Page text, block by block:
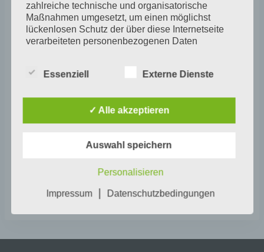
Zum Kalender hinzufügen
Navigation
JULIUS zu Gast im
ein begnadeter
KUNST OFFEN –
zahlreiche technische und organisatorische
Maßnahmen umgesetzt, um einen möglichst
lückenlosen Schutz der über diese Internetseite
verarbeiteten personenbezogenen Daten
Sicherheitslücken aufweisen, sodass ein absoluter
diesem Grund steht es jeder betroffenen Person
frei, personenbezogene Daten auch auf
alternativen Wegen, beispielsweise telefonisch, an
Die Datenschutzerklärung beruht auf den
Begrifflichkeiten, die durch den Europäischen
Richtlinien- und Verordnungsgeber beim Erlass
der Datenschutz-Grundverordnung (DS-GVO)
soll sowohl für die Öffentlichkeit als auch für
Essenziell Externe Dienste
✓ Alle akzeptieren
Auswahl speichern
Personalisieren
Impressum | Datenschutzbedingungen